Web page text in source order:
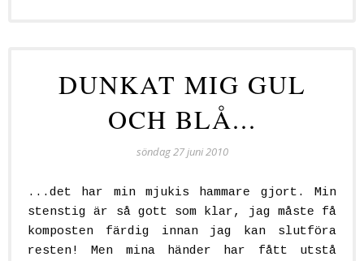
DUNKAT MIG GUL
OCH BLÅ...
söndag 27 juni 2010
...det har min mjukis hammare gjort. Min
stenstig är så gott som klar, jag måste få
komposten färdig innan jag kan slutföra
resten! Men mina händer har fått utstå